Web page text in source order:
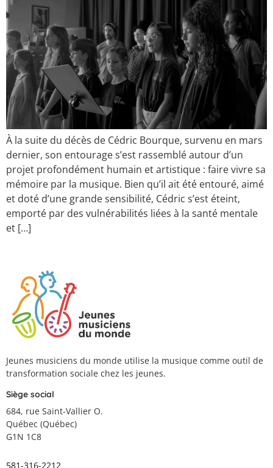
À la suite du décès de Cédric Bourque, survenu en mars
dernier, son entourage s’est rassemblé autour d’un
projet profondément humain et artistique : faire vivre sa
mémoire par la musique. Bien qu’il ait été entouré, aimé
et doté d’une grande sensibilité, Cédric s’est éteint,
emporté par des vulnérabilités liées à la santé mentale
et […]
Jeunes musiciens du monde utilise la musique comme outil de
transformation sociale chez les jeunes.
Siège social
684, rue Saint-Vallier O.
Québec (Québec)
G1N 1C8
581-316-2212